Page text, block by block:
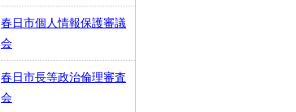
春日市個人情報保護審議
会
春日市長等政治倫理審査
会